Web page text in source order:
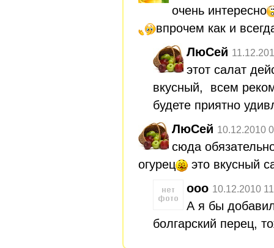
очень интересно
впрочем как и
ЛюСей
этот салат
вкусный, всем
будете приятно
ЛюСей 10.12.2010
сюда
огурец
это вкусный
ооо 10.12.2010
А я бы
болгарский перец,